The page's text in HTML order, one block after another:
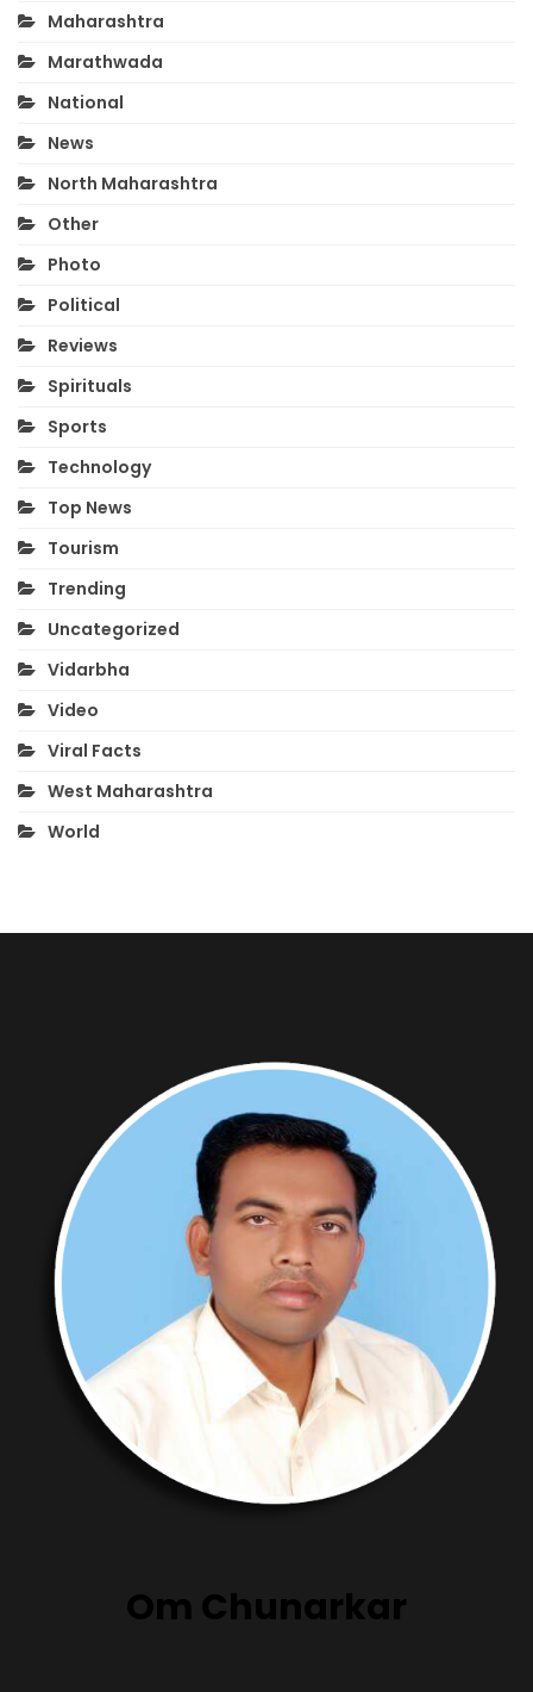
Maharashtra
Marathwada
National
News
North Maharashtra
Other
Photo
Political
Reviews
Spirituals
Sports
Technology
Top News
Tourism
Trending
Uncategorized
Vidarbha
Video
Viral Facts
West Maharashtra
World
Om Chunarkar